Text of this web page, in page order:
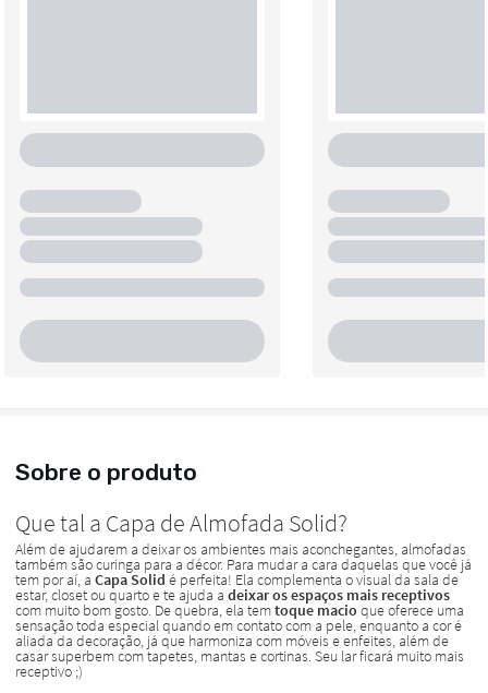
Sobre o produto